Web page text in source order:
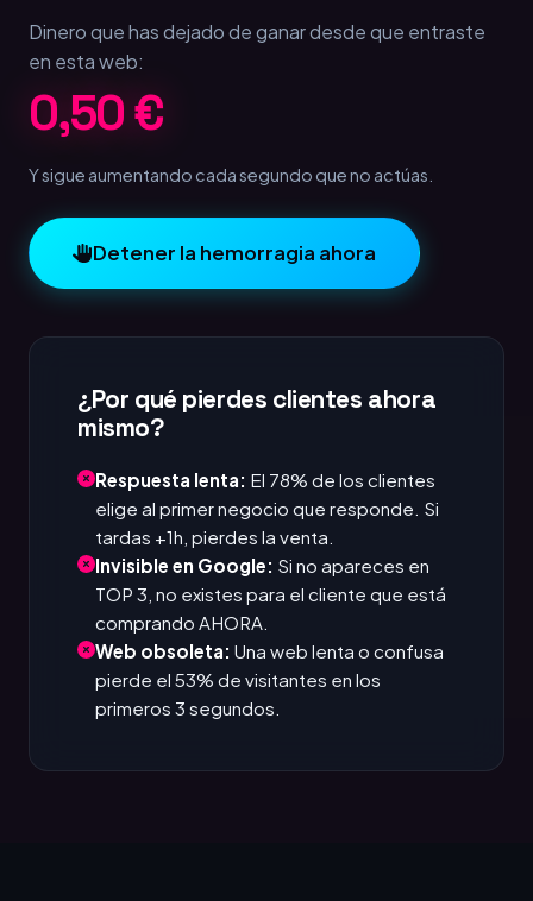
Dinero que has dejado de ganar desde que entraste
en esta web:
1,00 €
Y sigue aumentando cada segundo que no actúas.
Detener la hemorragia ahora
¿Por qué pierdes clientes ahora
mismo?
Respuesta lenta: El 78% de los clientes
elige al primer negocio que responde. Si
tardas +1h, pierdes la venta.
Invisible en Google: Si no apareces en
TOP 3, no existes para el cliente que está
comprando AHORA.
Web obsoleta: Una web lenta o confusa
pierde el 53% de visitantes en los
primeros 3 segundos.